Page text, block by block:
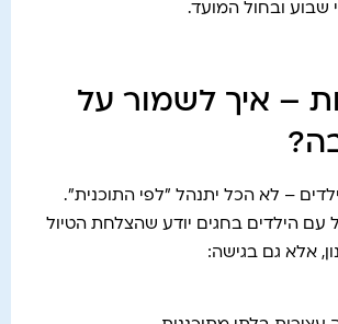
שבוע ובחול המועד.
– איך לשמור על
– לא הכל יתנהל "לפי התוכנית".
עם הילדים בחגים יודע שהצלחת הטיול
אלא גם בגישה: